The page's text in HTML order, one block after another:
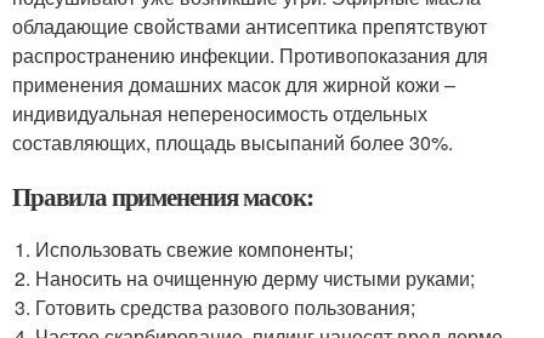
обладающие свойствами антисептика препятствуют
распространению инфекции. Противопоказания для
применения домашних масок для жирной кожи –
индивидуальная непереносимость отдельных
составляющих, площадь высыпаний более 30%.
Правила применения масок:
Использовать свежие компоненты;
Наносить на очищенную дерму чистыми руками;
Готовить средства разового пользования;